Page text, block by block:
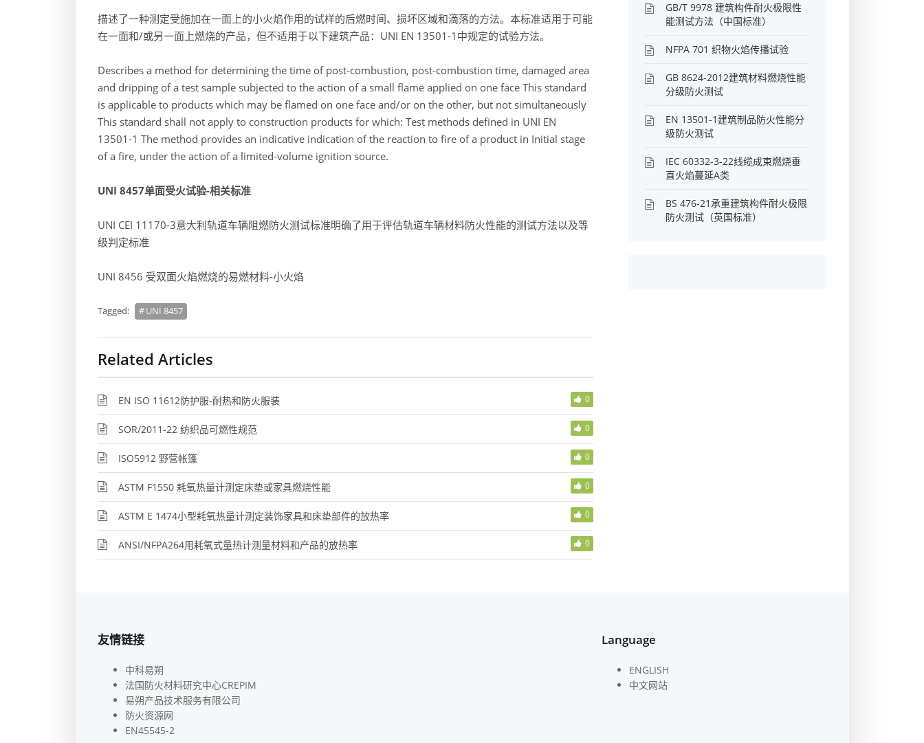
描述了一种测定受施加在一面上的小火焰作用的试样的后燃时间、损坏区域和滴落的方法。本标准适用于可能
在一面和/或另一面上燃烧的产品，但不适用于以下建筑产品：UNI EN 13501-1中规定的试验方法。
Describes a method for determining the time of post-combustion, post-combustion time, damaged area
and dripping of a test sample subjected to the action of a small flame applied on one face This standard
is applicable to products which may be flamed on one face and/or on the other, but not simultaneously
This standard shall not apply to construction products for which: Test methods defined in UNI EN
13501-1 The method provides an indicative indication of the reaction to fire of a product in Initial stage
of a fire, under the action of a limited-volume ignition source.
UNI 8457单面受火试验-相关标准
UNI CEI 11170-3意大利轨道车辆阻燃防火测试标准明确了用于评估轨道车辆材料防火性能的测试方法以及等
级判定标准
UNI 8456 受双面火焰燃烧的易燃材料-小火焰
Tagged: UNI 8457
Related Articles
EN ISO 11612防护服-耐热和防火服装 0
SOR/2011-22 纺织品可燃性规范 0
ISO5912 野营帐篷 0
ASTM F1550 耗氧热量计测定床垫或家具燃烧性能 0
ASTM E 1474小型耗氧热量计测定装饰家具和床垫部件的放热率 0
ANSI/NFPA264用耗氧式量热计测量材料和产品的放热率 0
GB/T 9978 建筑构件耐火极限性
能测试方法（中国标准）
NFPA 701 织物火焰传播试验
GB 8624-2012建筑材料燃烧性能
分级防火测试
EN 13501-1建筑制品防火性能分
级防火测试
IEC 60332-3-22线缆成束燃烧垂
直火焰蔓延A类
BS 476-21承重建筑构件耐火极限
防火测试（英国标准）
友情链接
中科易朔
法国防火材料研究中心CREPIM
易朔产品技术服务有限公司
防火资源网
EN45545-2
Language
ENGLISH
中文网站